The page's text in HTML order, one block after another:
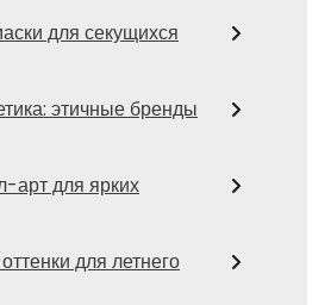
для секущихся
этичные бренды
арт для ярких
для летнего